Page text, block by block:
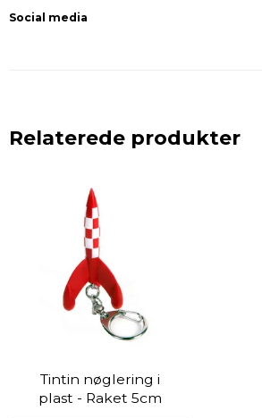
Social media
Relaterede produkter
Tintin nøglering i
plast - Raket 5cm